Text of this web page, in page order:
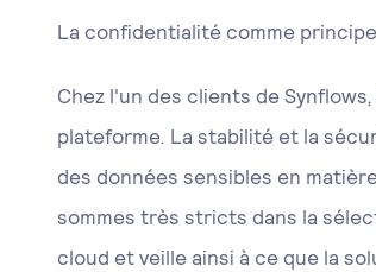
La confidentialité comme
Chez l'un des clients de
plateforme. La stabilité et la
des données sensibles en
sommes très stricts dans la
cloud et veille ainsi à ce que la